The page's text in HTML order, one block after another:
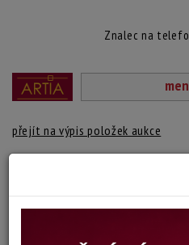
Znalec na
přejít na výpis položek aukce
signováno vpravo dole,
Šířka: 13,5 cm, výška: 18 cm, rámování: